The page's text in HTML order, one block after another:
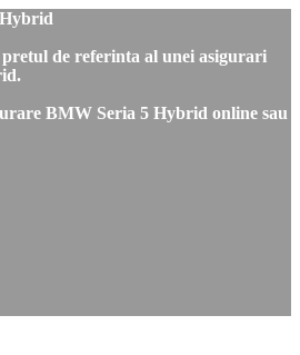
de referinta al unei asigurari
BMW Seria 5 Hybrid online sau